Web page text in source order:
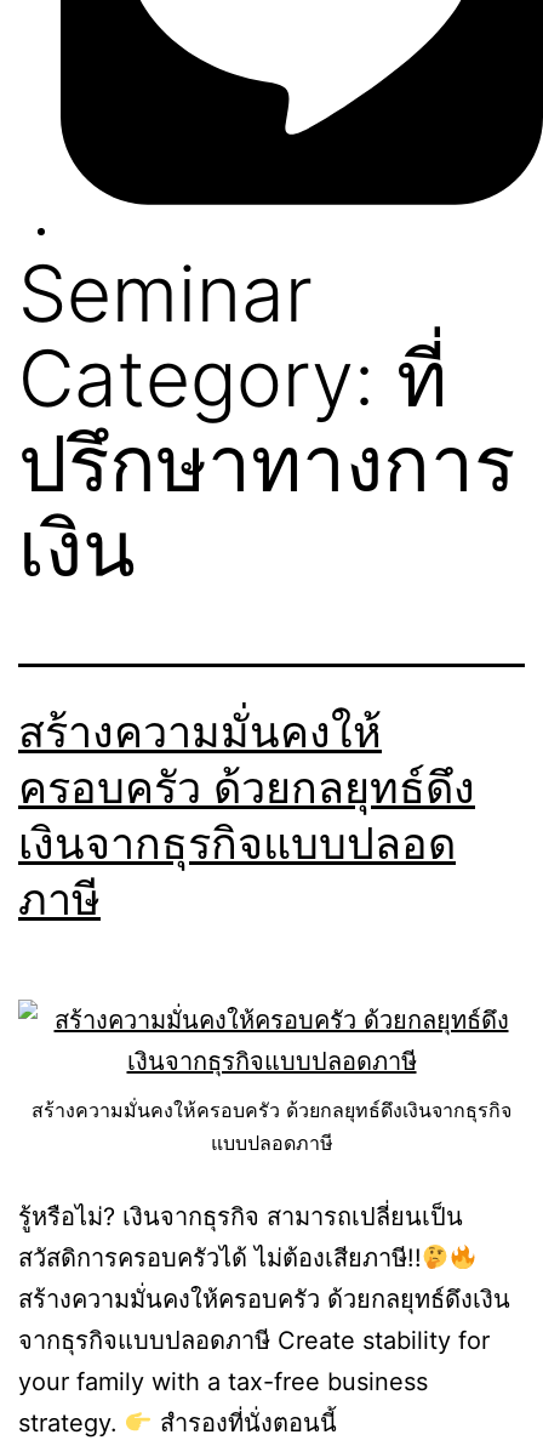
Seminar
Category: ที่
ปรึกษาทางการ
เงิน
สร้างความมั่นคงให้
ครอบครัว ด้วยกลยุทธ์ดึง
เงินจากธุรกิจแบบปลอด
ภาษี
สร้างความมั่นคงให้ครอบครัว ด้วยกลยุทธ์ดึงเงินจากธุรกิจ
แบบปลอดภาษี
รู้หรือไม่? เงินจากธุรกิจ สามารถเปลี่ยนเป็น
สวัสดิการครอบครัวได้ ไม่ต้องเสียภาษี!!
สร้างความมั่นคงให้ครอบครัว ด้วยกลยุทธ์ดึงเงิน
จากธุรกิจแบบปลอดภาษี Create stability for
your family with a tax-free business
strategy.
สำรองที่นั่งตอนนี้